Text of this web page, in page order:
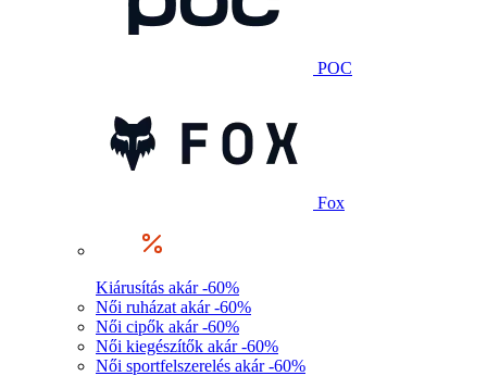
POC
Fox
Kiárusítás akár -60%
Női ruházat akár -60%
Női cipők akár -60%
Női kiegészítők akár -60%
Női sportfelszerelés akár -60%